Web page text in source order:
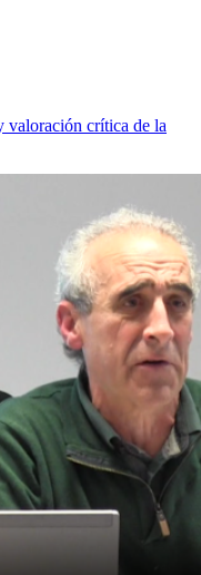
crítica de la